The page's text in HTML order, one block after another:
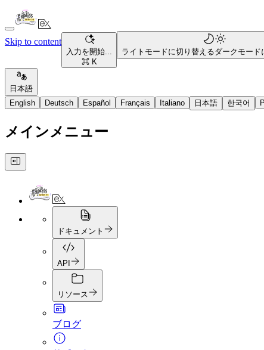
Skip to content
入力を開始...
⌘ K
ライトモードに切り替えるダークモード
日本語
English
Deutsch Español Français Italiano 日本語 한국어
メインメニュー
ドキュメント
API
リソース
ブログ